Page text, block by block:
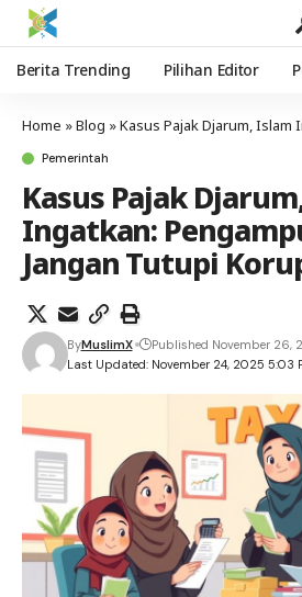
Berita Trending Pilihan Editor
Home »Blog »Kasus Pajak Djarum, Islam Ingatkan:
Pemerintah
Kasus Pajak
Ingatkan:
Jangan Tutupi
Last Updated: November 24, 2025 5:03
ByMuslimX Published November 26,